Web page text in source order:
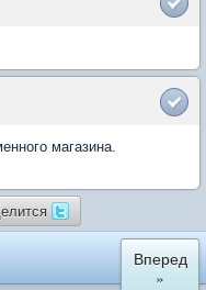
магазина.
Вперед
»